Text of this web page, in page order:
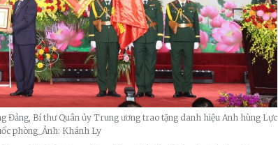
Đảng, Bí thư Quân ủy Trung ương trao tặng danh hiệu Anh hùng Lực
phòng_Ảnh: Khánh Ly